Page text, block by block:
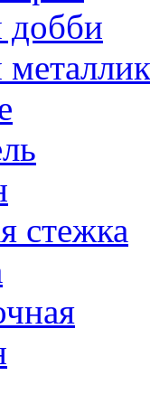
стежка